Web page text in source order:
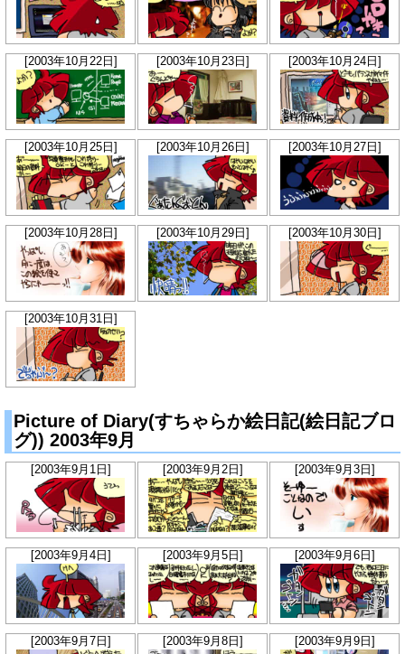
[2003年10月22日] [2003年10月23日] [2003年10月24日]
[2003年10月25日] [2003年10月26日] [2003年10月27日]
[2003年10月28日] [2003年10月29日] [2003年10月30日]
[2003年10月31日]
Picture of Diary(すちゃらか絵日記(絵日記ブロ
グ)) 2003年9月
[2003年9月1日] [2003年9月2日] [2003年9月3日]
[2003年9月4日] [2003年9月5日] [2003年9月6日]
[2003年9月7日] [2003年9月8日] [2003年9月9日]